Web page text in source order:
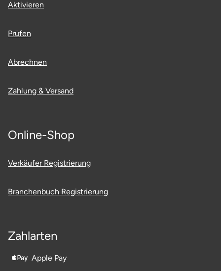
Aktivieren
Prüfen
Abrechnen
Zahlung & Versand
Online-Shop
Verkäufer Registrierung
Branchenbuch Registrierung
Zahlarten
Apple Pay
Oberhavel
Odenwald
Oder-Spree
Osnabrück
Ostholstein
Ostprignitz-Ruppin
Passau
Pforzheim